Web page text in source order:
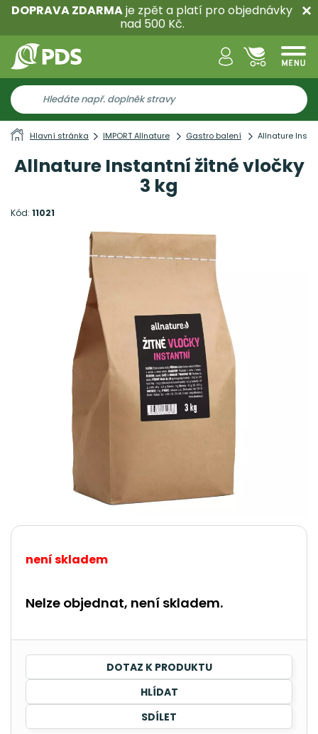
DOPRAVA ZDARMAje zpět a platí pro objednávky
nad 500 Kč.
Hlavní stránka IMPORT Allnature Gastro balení Allnature
Allnature Instantní žitné vločky
3 kg
Kód: 11021
není skladem
Nelze objednat, není skladem.
DOTAZ K PRODUKTU
HLÍDAT
SDÍLET